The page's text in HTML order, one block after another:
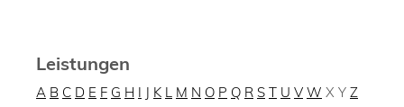
Leistungen
A B C D E F G H I J K L M N O P Q R S T U V W X Y Z